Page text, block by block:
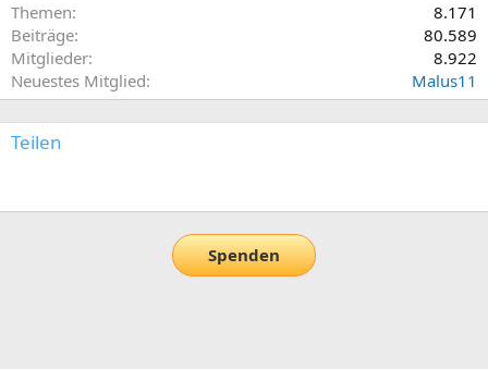
Themen
8.171
Beiträge
80.589
Mitglieder
8.922
Neuestes Mitglied
Malus11
Teilen
Spenden